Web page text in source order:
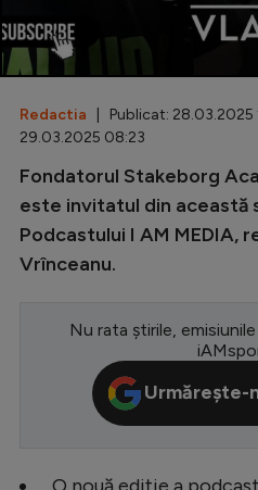
Inedit
Clasamente
Champions
CM 2026
Premier
Serie A
Redactia | Publicat:
29.03.2025 08:23
Fondatorul Stakeborg
este invitatul din această
Podcastului I AM MEDIA,
Vrînceanu.
Nu rata știrile,
Urmărește-